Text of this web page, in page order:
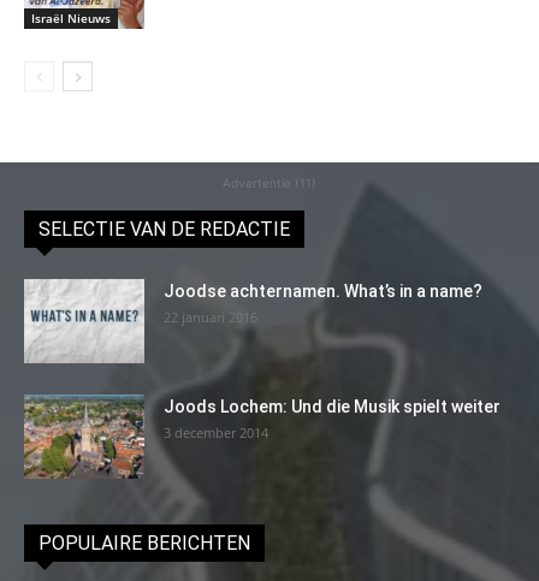
Israël Nieuws
Advertentie (11)
SELECTIE VAN DE REDACTIE
Joodse achternamen. What’s in a name?
22 januari 2016
Joods Lochem: Und die Musik spielt weiter
3 december 2014
POPULAIRE BERICHTEN